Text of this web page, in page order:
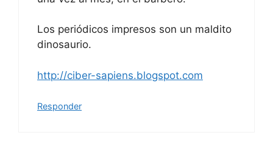
Los periódicos impresos son un maldito
dinosaurio.
http://ciber-sapiens.blogspot.com
Responder